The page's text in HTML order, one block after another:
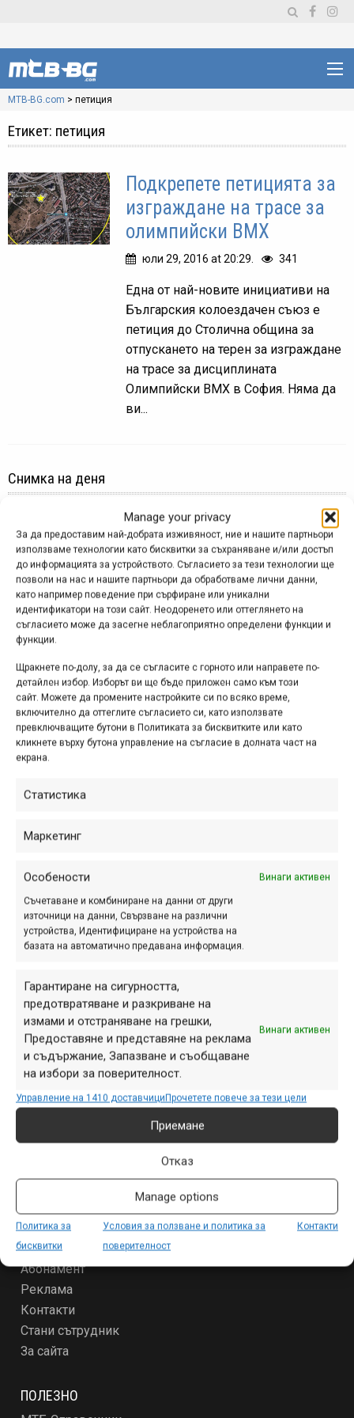
Manage your privacy
За да предоставим най-добрата изживяност, ние и нашите партньори
използваме технологии като бисквитки за съхраняване и/или достъп
до информацията за устройството. Съгласието за тези технологии ще
позволи на нас и нашите партньори да обработваме лични данни,
като например поведение при сърфиране или уникални
идентификатори на този сайт. Неодоренето или оттеглянето на
съгласието може да засегне неблагоприятно определени функции и
функции.
Щракнете по-долу, за да се съгласите с горното или направете по-
детайлен избор. Изборът ви ще бъде приложен само към този
сайт. Можете да промените настройките си по всяко време,
включително да оттеглите съгласието си, като използвате
превключващите бутони в Политиката за бисквитките или като
кликнете върху бутона управление на съгласие в долната част на
екрана.
Статистика
Маркетинг
Особености Винаги активен
Съчетаване и комбиниране на данни от други
източници на данни, Свързване на различни
устройства, Идентифициране на устройства на
базата на автоматично предавана информация.
Гарантиране на сигурността,
предотвратяване и разкриване на
измами и отстраняване на грешки,
Предоставяне и представяне на реклама
и съдържание, Запазване и съобщаване
на избори за поверителност.
Винаги активен
Управление на 1410 доставчициПрочетете повече за тези цели
Приемане
Отказ
Manage options
Политика за
бисквитки
Условия за ползване и политика за
поверителност
Контакти
MTB-BG.com > петиция
Етикет: петиция
Подкрепете петицията за
изграждане на трасе за
олимпийски ВМХ
юли 29, 2016 at 20:29. 341
Една от най-новите инициативи на
Българския колоездачен съюз е
петиция до Столична община за
отпускането на терен за изграждане
на трасе за дисциплината
Олимпийски ВМХ в София. Няма да
ви...
Снимка на деня
Снимка на деня | 10.08.2026
СЕКЦИИ
Начало
Продукти
Условия за ползване и политика за поверителност
За новодошлите
Абонамент
Реклама
Контакти
Стани сътрудник
За сайта
ПОЛЕЗНО